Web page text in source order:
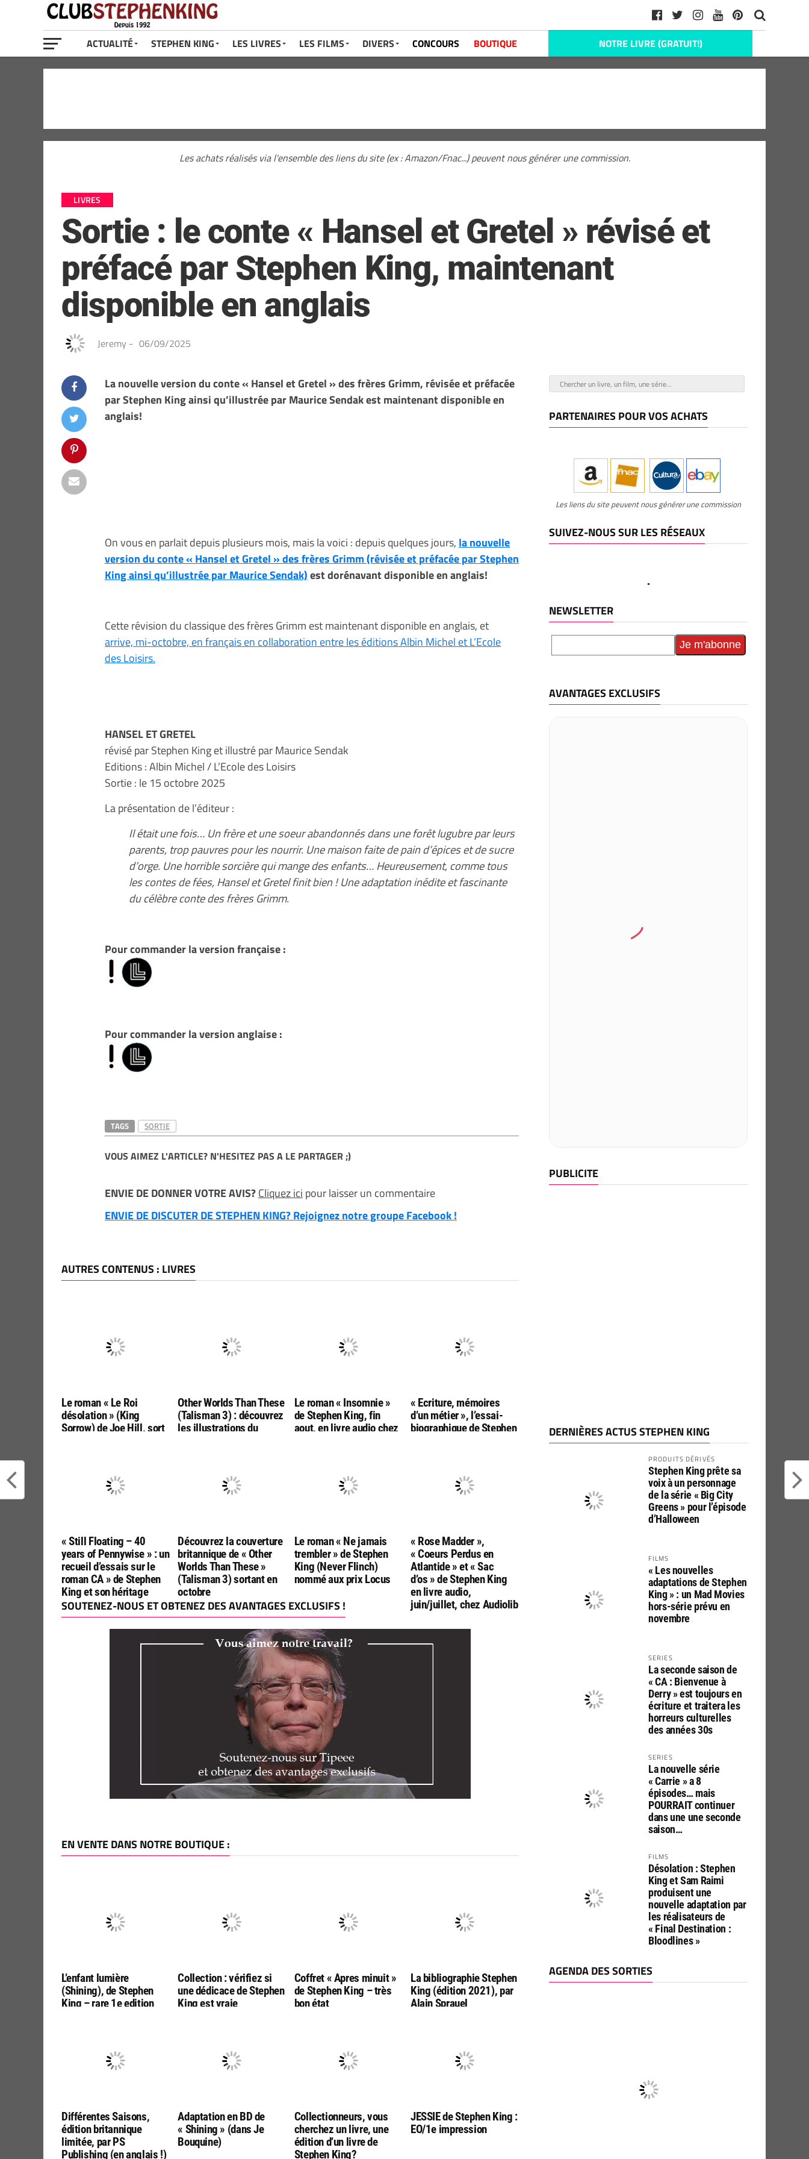
ACTUALITÉ STEPHEN KING LES LIVRES LES FILMS DIVERS CONCOURS BOUTIQUE NOTRE LIVRE (GRATUIT!)
Les achats réalisés via l'ensemble des liens du site (ex : Amazon/Fnac...) peuvent nous générer une commission.
LIVRES
Sortie : le conte « Hansel et Gretel » révisé et
préfacé par Stephen King, maintenant
disponible en anglais
Jeremy - 06/09/2025
La nouvelle version du conte « Hansel et Gretel » des frères Grimm, révisée et préfacée
par Stephen King ainsi qu’illustrée par Maurice Sendak est maintenant disponible en
anglais!
On vous en parlait depuis plusieurs mois, mais la voici : depuis quelques jours, la nouvelle
version du conte « Hansel et Gretel » des frères Grimm (révisée et préfacée par Stephen
King ainsi qu’illustrée par Maurice Sendak)est dorénavant disponible en anglais!
Cette révision du classique des frères Grimm est maintenant disponible en anglais, et
arrive, mi-octobre, en français en collaboration entre les éditions Albin Michel et L’Ecole
des Loisirs.
HANSEL ET GRETEL
révisé par Stephen King et illustré par Maurice Sendak
Editions : Albin Michel / L’Ecole des Loisirs
Sortie : le 15 octobre 2025
La présentation de l’éditeur :
Il était une fois… Un frère et une soeur abandonnés dans une forêt lugubre par leurs
parents, trop pauvres pour les nourrir. Une maison faite de pain d’épices et de sucre
d’orge. Une horrible sorcière qui mange des enfants… Heureusement, comme tous
les contes de fées, Hansel et Gretel finit bien ! Une adaptation inédite et fascinante
du célèbre conte des frères Grimm.
Pour commander la version française :
Pour commander la version anglaise :
TAGS SORTIE
VOUS AIMEZ L'ARTICLE? N'HESITEZ PAS A LE PARTAGER ;)
ENVIE DE DONNER VOTRE AVIS?Cliquez ici pour laisser un commentaire
ENVIE DE DISCUTER DE STEPHEN KING? Rejoignez notre groupe Facebook !
AUTRES CONTENUS : LIVRES
Le roman « Le Roi
désolation » (King
Sorrow) de Joe Hill, sort
Other Worlds Than These
(Talisman 3) : découvrez
les illustrations du
Le roman « Insomnie »
de Stephen King, fin
aout, en livre audio chez
« Ecriture, mémoires
d’un métier », l’essai-
biographique de Stephen
anniversaire!
« Still Floating – 40
years of Pennywise » : un
recueil d’essais sur le
roman CA » de Stephen
King et son héritage
Découvrez la couverture
britannique de « Other
Worlds Than These »
(Talisman 3) sortant en
octobre
Le roman « Ne jamais
trembler » de Stephen
King (Never Flinch)
nommé aux prix Locus
« Rose Madder »,
« Coeurs Perdus en
Atlantide » et « Sac
d’os » de Stephen King
en livre audio,
juin/juillet, chez Audiolib
SOUTENEZ-NOUS ET OBTENEZ DES AVANTAGES EXCLUSIFS !
EN VENTE DANS NOTRE BOUTIQUE :
L’enfant lumière
(Shining), de Stephen
King – rare 1e edition
Collection : vérifiez si
une dédicace de Stephen
King est vraie
Coffret « Apres minuit »
de Stephen King – très
bon état
La bibliographie Stephen
King (édition 2021), par
Alain Sprauel
Différentes Saisons,
édition britannique
limitée, par PS
Publishing (en anglais !)
Adaptation en BD de
« Shining » (dans Je
Bouquine)
Collectionneurs, vous
cherchez un livre, une
édition d’un livre de
Stephen King?
JESSIE de Stephen King :
EO/1e impression
PARTENAIRES POUR VOS ACHATS
Les liens du site peuvent nous générer une commission
SUIVEZ-NOUS SUR LES RÉSEAUX
NEWSLETTER
AVANTAGES EXCLUSIFS
PUBLICITE
DERNIÈRES ACTUS STEPHEN KING
PRODUITS DÉRIVÉS
Stephen King prête sa
voix à un personnage
de la série « Big City
Greens » pour l’épisode
d’Halloween
FILMS
« Les nouvelles
adaptations de Stephen
King » : un Mad Movies
hors-série prévu en
novembre
SERIES
La seconde saison de
« CA : Bienvenue à
Derry » est toujours en
écriture et traitera les
horreurs culturelles
des années 30s
SERIES
La nouvelle série
« Carrie » a 8
épisodes… mais
POURRAIT continuer
dans une une seconde
saison…
FILMS
Désolation : Stephen
King et Sam Raimi
produisent une
nouvelle adaptation par
les réalisateurs de
« Final Destination :
Bloodlines »
AGENDA DES SORTIES